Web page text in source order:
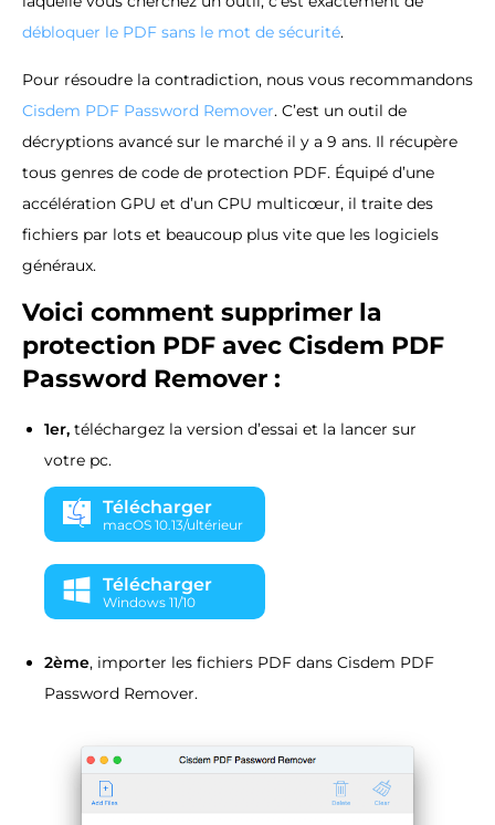
débloquer le PDF sans le mot de sécurité.
Pour résoudre la contradiction, nous vous recommandons
Cisdem PDF Password Remover. C’est un outil de
décryptions avancé sur le marché il y a 9 ans. Il récupère
tous genres de code de protection PDF. Équipé d’une
accélération GPU et d’un CPU multicœur, il traite des
fichiers par lots et beaucoup plus vite que les logiciels
généraux.
Voici comment supprimer la
protection PDF avec Cisdem PDF
Password Remover :
1er, téléchargez la version d’essai et la lancer sur
votre pc.
Télécharger
macOS 10.13/ultérieur
Télécharger
Windows 11/10
2ème, importer les fichiers PDF dans Cisdem PDF
Password Remover.